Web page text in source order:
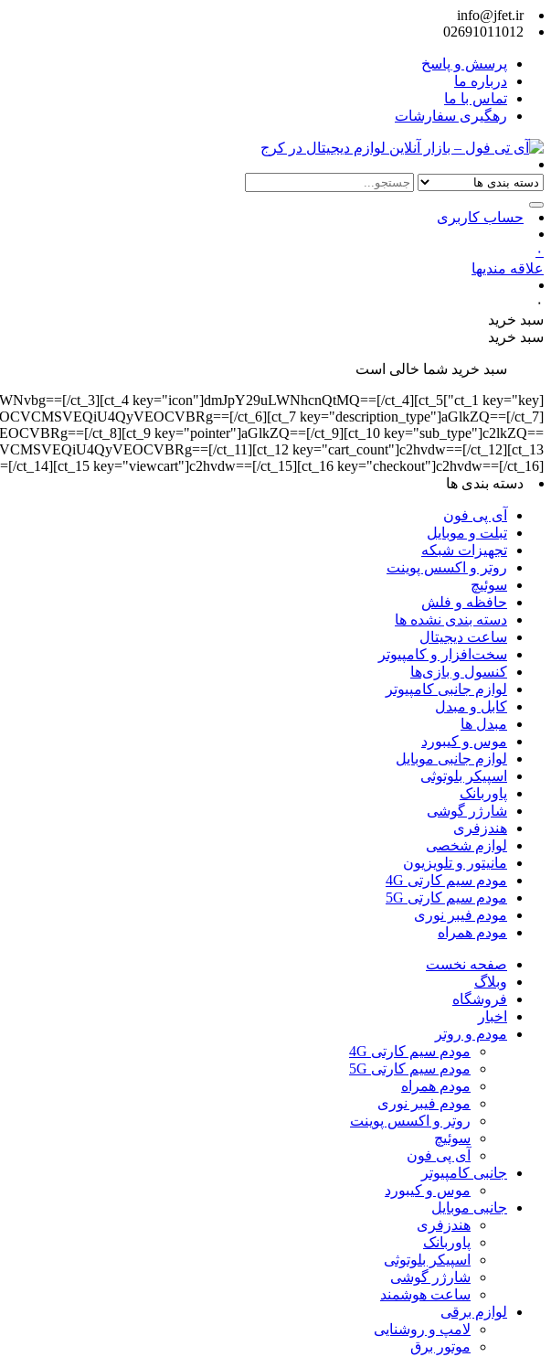
info@jfet.ir
02691011012
پرسش و پاسخ
درباره ما
تماس با ما
رهگیری سفارشات
حساب کاربری
۰
علاقه مندیها
۰
سبد خرید
سبد خرید
سبد خرید شما خالی است
ct_3][ct_4 key="icon"]dmJpY29uLWNhcnQtMQ==[/ct_4][ct_5
ct_6][ct_7 key="description_type"]aGlkZQ==[/ct_7]
ct_8][ct_9 key="pointer"]aGlkZQ==[/ct_9][ct_10 key="sub_type"]c2lkZQ==
ct_11][ct_12 key="cart_count"]c2hvdw==[/ct_12][ct_13
ct_14][ct_15 key="viewcart"]c2hvdw==[/ct_15][ct_16 key="checkout"]c2hvdw==[/ct_16]
دسته بندی ها
آی پی فون
تبلت و موبایل
تجهیزات شبکه
روتر و اکسس پوینت
سوئیچ
حافظه و فلش
دسته بندی نشده ها
ساعت دیجیتال
سخت‌افزار و کامپیوتر
کنسول و بازی‌ها
لوازم جانبی کامپیوتر
کابل و مبدل
مبدل ها
موس و کیبورد
لوازم جانبی موبایل
اسپیکر بلوتوثی
پاوربانک
شارژر گوشی
هندزفری
لوازم شخصی
مانیتور و تلویزیون
مودم سیم کارتی 4G
مودم سیم کارتی 5G
مودم فیبر نوری
مودم همراه
صفحه نخست
وبلاگ
فروشگاه
اخبار
مودم و روتر
مودم سیم کارتی 4G
مودم سیم کارتی 5G
مودم همراه
مودم فیبر نوری
روتر و اکسس پوینت
سوئیچ
آی پی فون
جانبی کامپیوتر
موس و کیبورد
جانبی موبایل
هندزفری
پاوربانک
اسپیکر بلوتوثی
شارژر گوشی
ساعت هوشمند
لوازم برقی
لامپ و روشنایی
موتور برق